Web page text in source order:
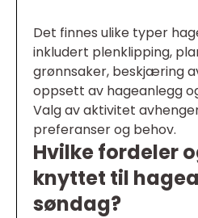
Det finnes ulike typer
inkludert plenklipping,
grønnsaker, beskjæring
oppsett av hageanlegg
Valg av aktivitet
preferanser og behov.
Hvilke fordeler
knyttet til
søndag?